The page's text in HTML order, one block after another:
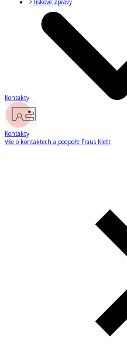
Kontakty
Kontakty
Vše o kontaktech a podpoře Fraus Klett